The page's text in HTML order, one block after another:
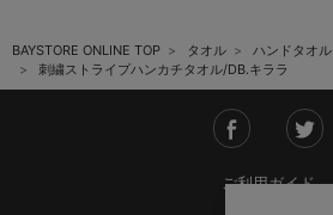
BAYSTORE ONLINE TOP タオル
ハンドタオル
刺繍ストライプハンカチタオル/DB.キララ
ご利用ガイド